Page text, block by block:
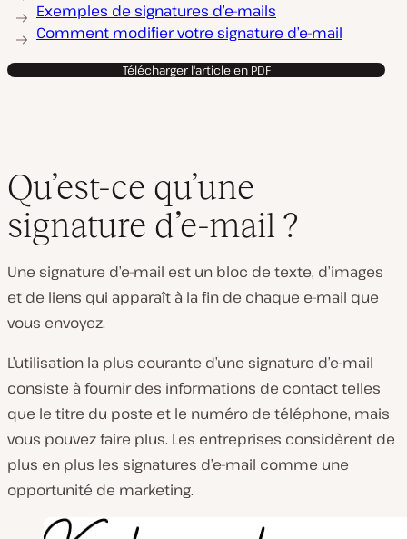
Exemples de signatures d’e-mails
Comment modifier votre signature d’e-mail
Télécharger l'article en PDF
Qu’est-ce qu’une
signature d’e-mail ?
Une signature d’e-mail est un bloc de texte, d’images
et de liens qui apparaît à la fin de chaque e-mail que
vous envoyez.
L’utilisation la plus courante d’une signature d’e-mail
consiste à fournir des informations de contact telles
que le titre du poste et le numéro de téléphone, mais
vous pouvez faire plus. Les entreprises considèrent de
plus en plus les signatures d’e-mail comme une
opportunité de marketing.